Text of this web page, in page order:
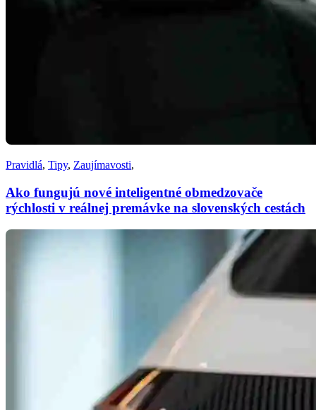
Pravidlá, Tipy, Zaujímavosti,
Ako fungujú nové inteligentné obmedzovače
rýchlosti v reálnej premávke na slovenských cestách